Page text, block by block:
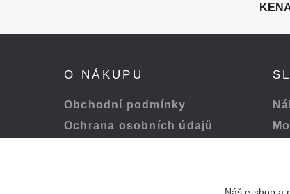
O NÁKUPU
Obchodní podmínky
Ochrana osobních údajů